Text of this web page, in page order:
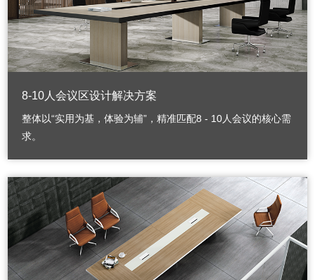
8-10人会议区设计解决方案
整体以“实用为基，体验为辅”，精准匹配8 - 10人会议的核心需
求。